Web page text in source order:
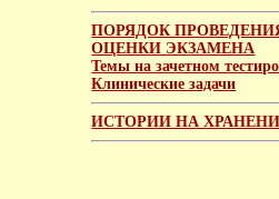
ПОРЯДОК
ОЦЕНКИ ЭКЗАМЕНА
Темы на зачетном
Клинические задачи
ИСТОРИИ НА